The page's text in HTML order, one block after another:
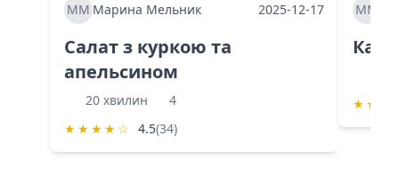
ММ Марина Мельник 2025-12-17
Салат з куркою та
апельсином
20 хвилин
4
★ ★ ★ ★ ☆ 4.5(34)
ММ
★ ★